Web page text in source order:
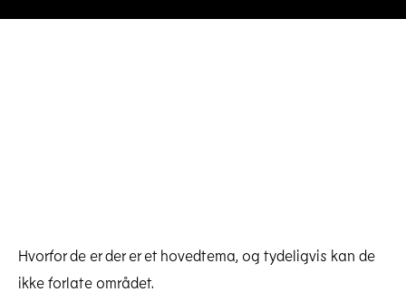
Hvorfor de er der er et hovedtema, og tydeligvis kan de
ikke forlate området.